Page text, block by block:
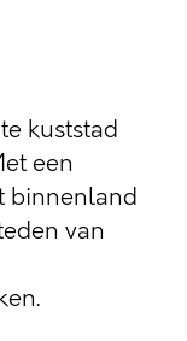
kuststad
een
binnenland
van